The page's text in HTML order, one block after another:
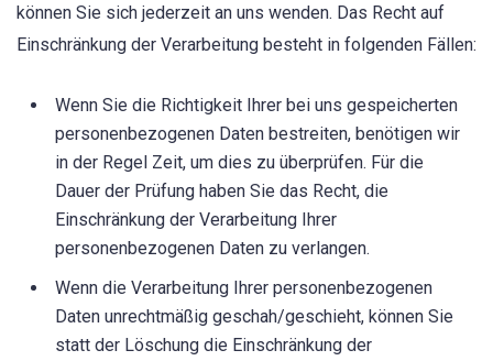
können Sie sich jederzeit an uns wenden. Das Recht auf
Einschränkung der Verarbeitung besteht in folgenden Fällen:
Wenn Sie die Richtigkeit Ihrer bei uns gespeicherten
personenbezogenen Daten bestreiten, benötigen wir
in der Regel Zeit, um dies zu überprüfen. Für die
Dauer der Prüfung haben Sie das Recht, die
Einschränkung der Verarbeitung Ihrer
personenbezogenen Daten zu verlangen.
Wenn die Verarbeitung Ihrer personenbezogenen
Daten unrechtmäßig geschah/geschieht, können Sie
statt der Löschung die Einschränkung der